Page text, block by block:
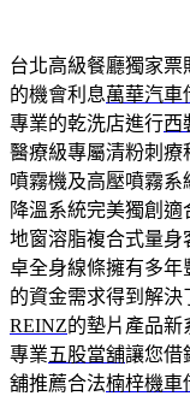
台北高級餐廳獨家票
的機會利息萬華汽車
專業的乾洗店進行西
醫療級專屬清粉刺療
噴霧機及高壓噴霧系
降溫系統完美獨創適
地窗溶脂複合式量身
卓全身線條擁有多年
的資金需求得到解
REINZ的墊片產品新
專業五股當舖讓您借
舖推薦合法楠梓機車